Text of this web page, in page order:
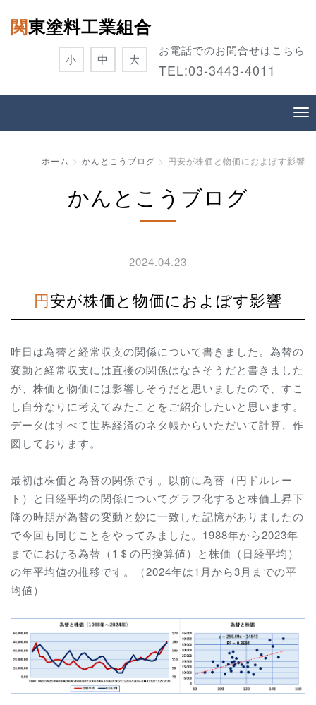
関東塗料工業組合
お電話でのお問合せはこちら
TEL:03-3443-4011
小 中 大
ホーム かんとこうブログ 円安が株価と物価におよぼす影響
かんとこうブログ
2024.04.23
円安が株価と物価におよぼす影響
昨日は為替と経常収支の関係について書きました。為替の
変動と経常収支には直接の関係はなさそうだと書きました
が、株価と物価には影響しそうだと思いましたので、すこ
し自分なりに考えてみたことをご紹介したいと思います。
データはすべて世界経済のネタ帳からいただいて計算、作
図しております。
最初は株価と為替の関係です。以前に為替（円ドルレー
ト）と日経平均の関係についてグラフ化すると株価上昇下
降の時期が為替の変動と妙に一致した記憶がありましたの
で今回も同じことをやってみました。1988年から2023年
までにおける為替（1＄の円換算値）と株価（日経平均）
の年平均値の推移です。（2024年は1月から3月までの平
均値）